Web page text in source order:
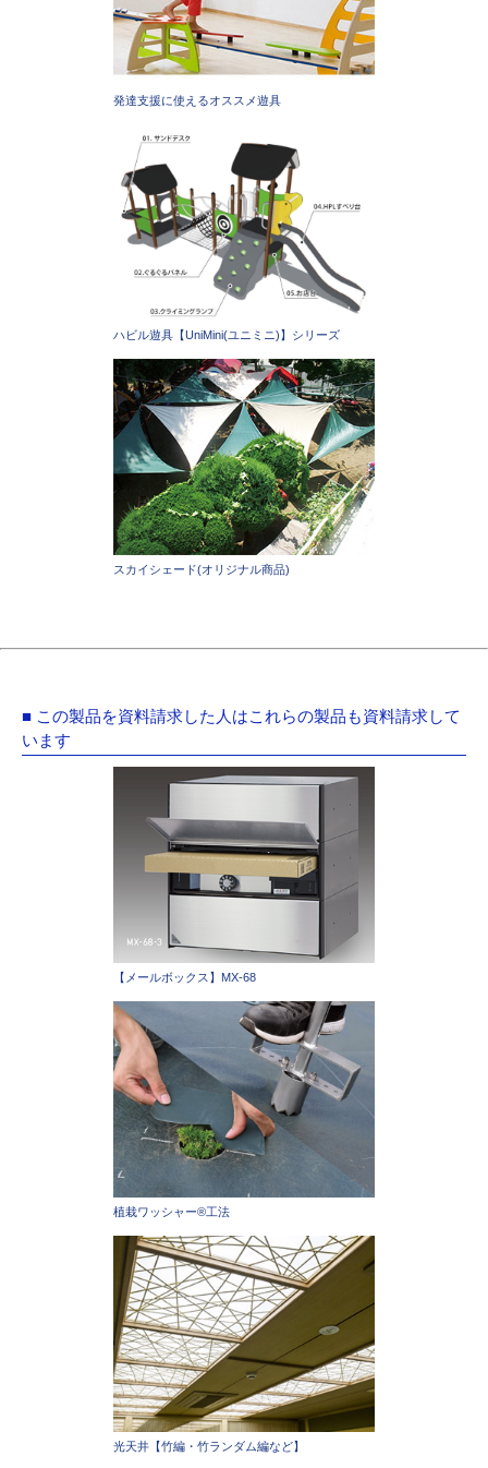
発達支援に使えるオススメ遊具
ハビル遊具【UniMini(ユニミニ)】シリーズ
スカイシェード(オリジナル商品)
■ この製品を資料請求した人はこれらの製品も資料請求して
います
【メールボックス】MX-68
植栽ワッシャー®工法
光天井【竹編・竹ランダム編など】